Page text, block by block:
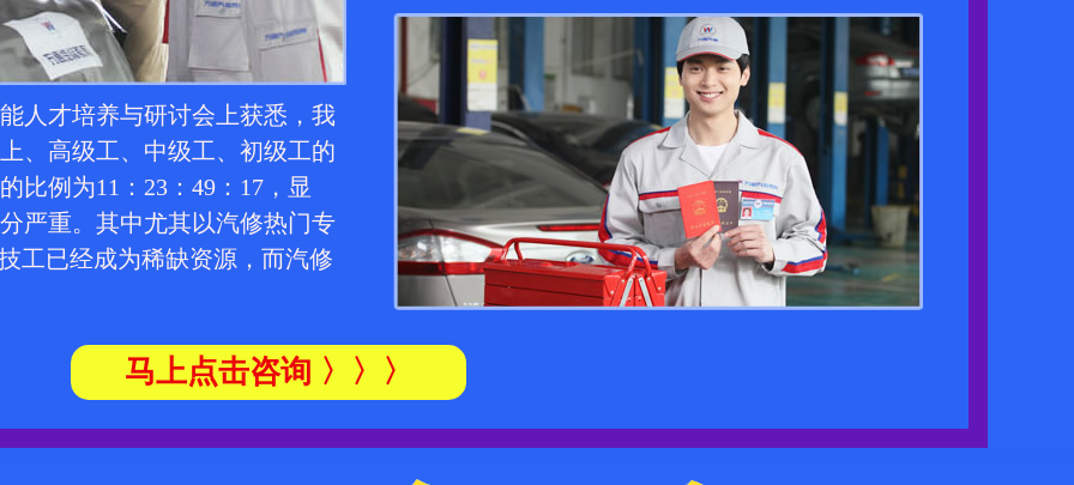
人才培养与研讨会上获悉，我
、高级工、中级工、初级工的
比例为11：23：49：17，显
严重。其中尤其以汽修热门专
工已经成为稀缺资源，而汽修
马上点击咨询 〉〉〉